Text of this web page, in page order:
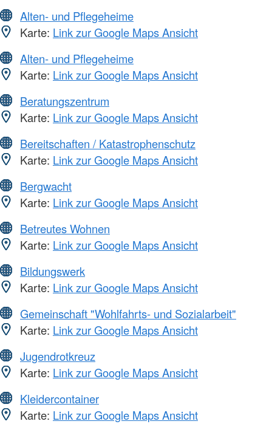
Alten- und Pflegeheime
Karte: Link zur Google Maps Ansicht
Alten- und Pflegeheime
Karte: Link zur Google Maps Ansicht
Beratungszentrum
Karte: Link zur Google Maps Ansicht
Bereitschaften / Katastrophenschutz
Karte: Link zur Google Maps Ansicht
Bergwacht
Karte: Link zur Google Maps Ansicht
Betreutes Wohnen
Karte: Link zur Google Maps Ansicht
Bildungswerk
Karte: Link zur Google Maps Ansicht
Gemeinschaft "Wohlfahrts- und Sozialarbeit"
Karte: Link zur Google Maps Ansicht
Jugendrotkreuz
Karte: Link zur Google Maps Ansicht
Kleidercontainer
Karte: Link zur Google Maps Ansicht